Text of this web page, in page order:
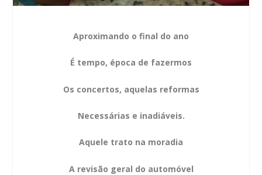
Aproximando o final do ano
É tempo, época de fazermos
Os concertos, aquelas reformas
Necessárias e inadiáveis.
Aquele trato na moradia
A revisão geral do automóvel